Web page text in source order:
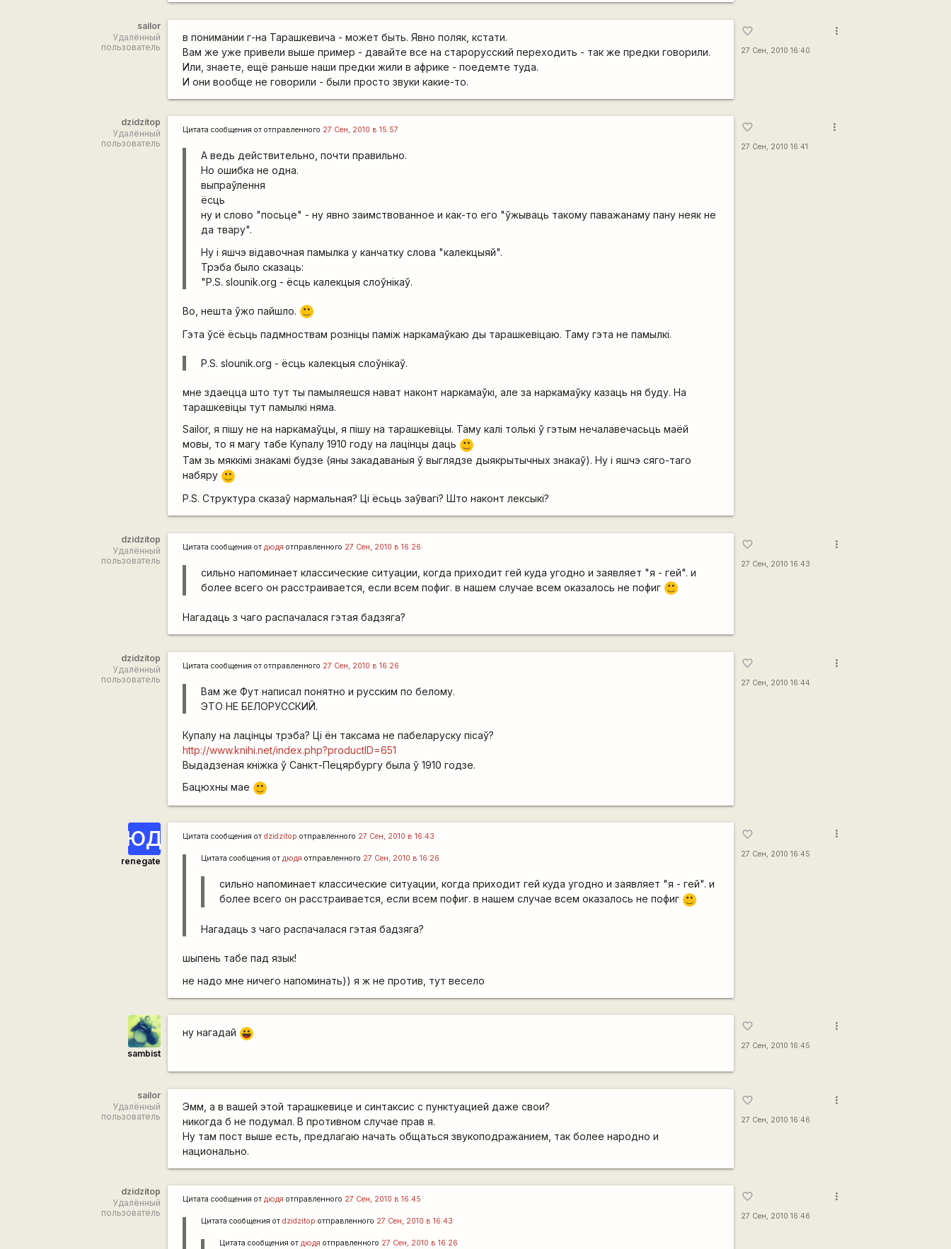
sailor
Удалённый
пользователь
в понимании г-на Тарашкевича - может быть. Явно поляк, кстати.
Вам же уже привели выше пример - давайте все на старорусский переходить - так же предки говорили.
Или, знаете, ещё раньше наши предки жили в африке - поедемте туда.
И они вообще не говорили - были просто звуки какие-то.
favorite_border
27 Сен, 2010 16:40
more_vert
dzidzitop
Удалённый
пользователь
Цитата сообщения ототправленного 27 Сен, 2010 в 15:57
А ведь действительно, почти правильно.
Но ошибка не одна.
выпраўлення
ёсць
ну и слово "посьце" - ну явно заимствованное и как-то его "ўжываць такому паважанаму пану неяк не
да твару".
Ну і яшчэ відавочная памылка у канчатку слова "калекцыяй".
Трэба было сказаць:
"P.S. slounik.org - ёсць калекцыя слоўнікаў.
Во, нешта ўжо пайшло.
:)
Гэта ўсё ёсьць падмноствам розніцы паміж наркамаўкаю ды тарашкевіцаю. Таму гэта не памылкі.
P.S. slounik.org - ёсць калекцыя слоўнікаў.
мне здаецца што тут ты памыляешся нават наконт наркамаўкі, але за наркамаўку казаць ня буду. На
тарашкевіцы тут памылкі няма.
Sailor, я пішу не на наркамаўцы, я пішу на тарашкевіцы. Таму калі толькі ў гэтым нечалавечасьць маёй
мовы, то я магу табе Купалу 1910 году на лацінцы даць
:)
Там зь мяккімі знакамі будзе (яны закадаваныя ў выглядзе дыякрытычных знакаў). Ну і яшчэ сяго-таго
набяру :)
P.S. Структура сказаў нармальная? Ці ёсьць заўвагі? Што наконт лексыкі?
favorite_border
27 Сен, 2010 16:41
more_vert
dzidzitop
Удалённый
пользователь
Цитата сообщения отдюдя отправленного 27 Сен, 2010 в 16:26
сильно напоминает классические ситуации, когда приходит гей куда угодно и заявляет "я - гей". и
более всего он расстраивается, если всем пофиг. в нашем случае всем оказалось не пофиг :)
Нагадаць з чаго распачалася гэтая бадзяга?
favorite_border
27 Сен, 2010 16:43
more_vert
dzidzitop
Удалённый
пользователь
Цитата сообщения ототправленного 27 Сен, 2010 в 16:26
Вам же Фут написал понятно и русским по белому.
ЭТО НЕ БЕЛОРУССКИЙ.
Купалу на лацінцы трэба? Ці ён таксама не пабеларуску пісаў?
http://www.knihi.net/index.php?productID=651
Выдадзеная кніжка ў Санкт-Пецярбургу была ў 1910 годзе.
Бацюхны мае
:)
favorite_border
27 Сен, 2010 16:44
more_vert
ЮД
renegate
Цитата сообщения отdzidzitop отправленного 27 Сен, 2010 в 16:43
Цитата сообщения отдюдя отправленного 27 Сен, 2010 в 16:26
сильно напоминает классические ситуации, когда приходит гей куда угодно и заявляет "я - гей". и
более всего он расстраивается, если всем пофиг. в нашем случае всем оказалось не пофиг :)
Нагадаць з чаго распачалася гэтая бадзяга?
шыпень табе пад язык!
не надо мне ничего напоминать)) я ж не против, тут весело
favorite_border
27 Сен, 2010 16:45
more_vert
sambist
ну нагадай |-))
favorite_border
27 Сен, 2010 16:45
more_vert
sailor
Удалённый
пользователь
Эмм, а в вашей этой тарашкевице и синтаксис с пунктуацией даже свои?
никогда б не подумал. В противном случае прав я.
Ну там пост выше есть, предлагаю начать общаться звукоподражанием, так более народно и
национально.
favorite_border
27 Сен, 2010 16:46
more_vert
dzidzitop
Удалённый
пользователь
Цитата сообщения отдюдя отправленного 27 Сен, 2010 в 16:45
Цитата сообщения отdzidzitop отправленного 27 Сен, 2010 в 16:43
Цитата сообщения отдюдя отправленного 27 Сен, 2010 в 16:26
favorite_border
27 Сен, 2010 16:46
more_vert